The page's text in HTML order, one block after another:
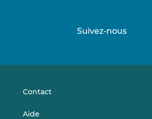
Suivez-nous
Contact
Aide